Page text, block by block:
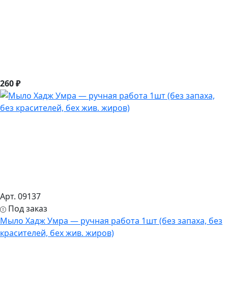
260 ₽
Арт. 09137
Под заказ
Мыло Хадж Умра — ручная работа 1шт (без запаха, без
красителей, бех жив. жиров)